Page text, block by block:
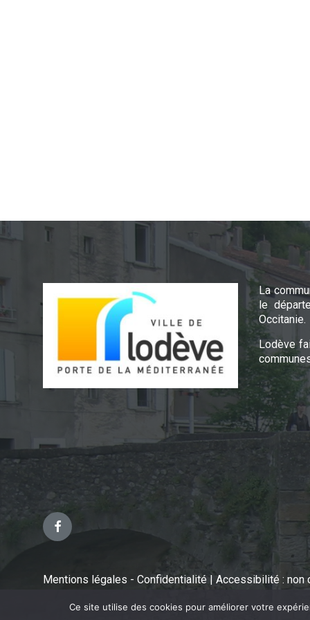
La
le
Occitanie.
Lodève
Facebook
Mentions légales - Confidentialité Accessibilité : non
Ce site utilise des cookies pour améliorer votre